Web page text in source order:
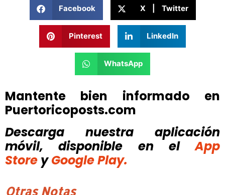
Facebook X | Twitter
Pinterest LinkedIn
WhatsApp
Mantente bien informado en
Puertoricoposts.com
Descarga nuestra aplicación
móvil, disponible
en el
App
Store y Google Play.
Otras Notas